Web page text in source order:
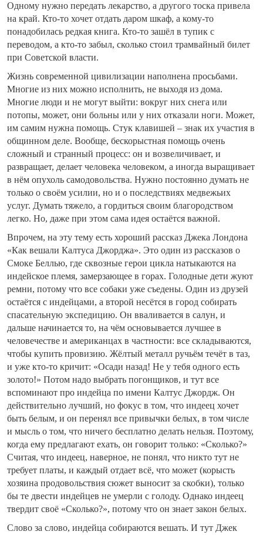
Одному нужно передать лекарство, а другого тоска привела
на край. Кто-то хочет отдать даром шкаф, а кому-то
понадобилась редкая книга. Кто-то зашёл в тупик с
переводом, а кто-то забыл, сколько стоил трамвайный билет
при Советской власти.
Жизнь современной цивилизации наполнена просьбами.
Многие из них можно исполнить, не выходя из дома.
Многие люди и не могут выйти: вокруг них снега или
потопы, может, они больны или у них отказали ноги. Может,
им самим нужна помощь. Стук клавишей – знак их участия в
общинном деле. Вообще, бескорыстная помощь очень
сложный и странный процесс: он и возвеличивает, и
развращает, делает человека человеком, а иногда выращивает
в нём опухоль самодовольства. Нужно постоянно думать не
только о своём усилии, но и о последствиях медвежьих
услуг. Думать тяжело, а гордиться своим благородством
легко. Но, даже при этом сама идея остаётся важной.
Впрочем, на эту тему есть хороший рассказ Джека Лондона
«Как вешали Калтуса Джорджа». Это один из рассказов о
Смоке Беллью, где сквозные герои цикла натыкаются на
индейское племя, замерзающее в горах. Голодные дети жуют
ремни, потому что все собаки уже съедены. Один из друзей
остаётся с индейцами, а второй несётся в город собирать
спасательную экспедицию. Он вваливается в салун, и
дальше начинается то, на чём основывается лучшее в
человечестве и американцах в частности: все складываются,
чтобы купить провизию. Жёлтый металл ручьём течёт в таз,
и уже кто-то кричит: «Осади назад! Не у тебя одного есть
золото!» Потом надо выбрать погонщиков, и тут все
вспоминают про индейца по имени Калтус Джордж. Он
действительно лучший, но фокус в том, что индеец хочет
быть белым, и он перенял все привычки белых, в том числе
и мысль о том, что ничего бесплатно делать нельзя. Поэтому,
когда ему предлагают ехать, он говорит только: «Сколько?»
Считая, что индеец, наверное, не понял, что никто тут не
требует платы, и каждый отдает всё, что может (корысть
хозяина продовольствия сюжет выносит за скобки), только
бы те двести индейцев не умерли с голоду. Однако индеец
твердит своё «Сколько?», потому что он знает закон белых.
Слово за слово, индейца собираются вешать. И тут Джек